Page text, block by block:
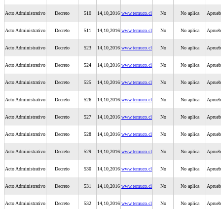
Acto Administrativo Decreto 510 14,10,2016 www.temuco.cl No No aplica
Acto Administrativo Decreto 511 14,10,2016 www.temuco.cl No No aplica
Acto Administrativo Decreto 523 14,10,2016 www.temuco.cl No No aplica
Acto Administrativo Decreto 524 14,10,2016 www.temuco.cl No No aplica
Acto Administrativo Decreto 525 14,10,2016 www.temuco.cl No No aplica
Acto Administrativo Decreto 526 14,10,2016 www.temuco.cl No No aplica
Acto Administrativo Decreto 527 14,10,2016 www.temuco.cl No No aplica
Acto Administrativo Decreto 528 14,10,2016 www.temuco.cl No No aplica
Acto Administrativo Decreto 529 14,10,2016 www.temuco.cl No No aplica
Acto Administrativo Decreto 530 14,10,2016 www.temuco.cl No No aplica
Acto Administrativo Decreto 531 14,10,2016 www.temuco.cl No No aplica
Acto Administrativo Decreto 532 14,10,2016 www.temuco.cl No No aplica